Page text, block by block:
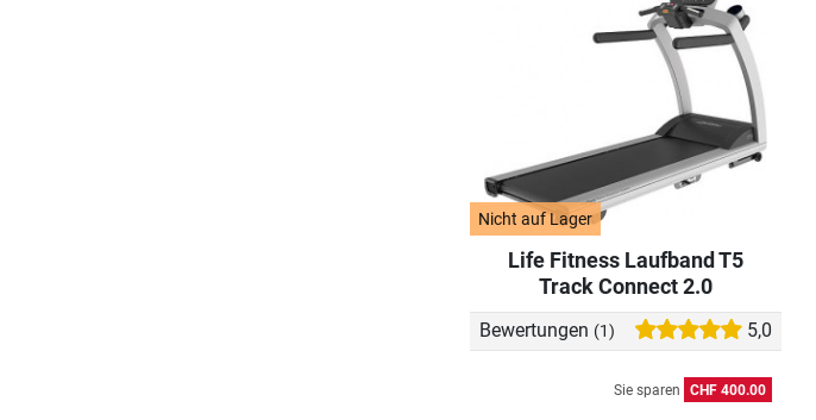
Nicht auf Lager
Life Fitness Laufband T5
Track Connect 2.0
Bewertungen (1) 5,0
Sie sparen CHF 400.00